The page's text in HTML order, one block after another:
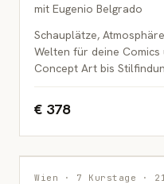
mit Eugenio Belgrado
Schauplätze,
Welten für deine
Concept Art bis
€ 378
ILLUSTRATION
Wien · 7 Kurstage ·